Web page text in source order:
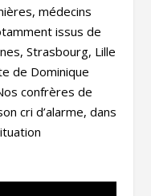
médecins
issus de
Strasbourg, Lille
de Dominique
confrères de
cri d’alarme, dans